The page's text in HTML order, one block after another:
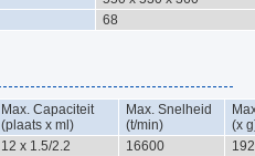
68
Max. Capaciteit
(plaats x ml)
Max. Snelheid
(t/min)
(x
12 x 1.5/2.2 16600